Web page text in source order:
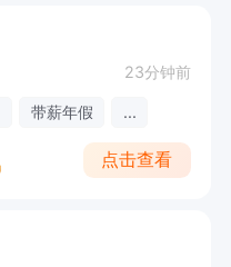
23分钟前
带薪年假 ...
点击查看